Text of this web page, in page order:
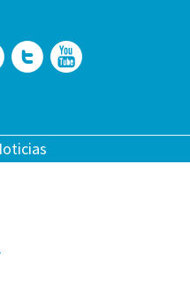
Facebook
Twitter